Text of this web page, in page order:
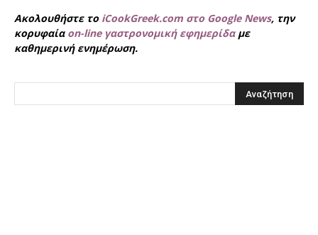
Ακολουθήστε το iCookGreek.com στο Google News, την
κορυφαία on-line γαστρονομική εφημερίδαμε
καθημερινή ενημέρωση.